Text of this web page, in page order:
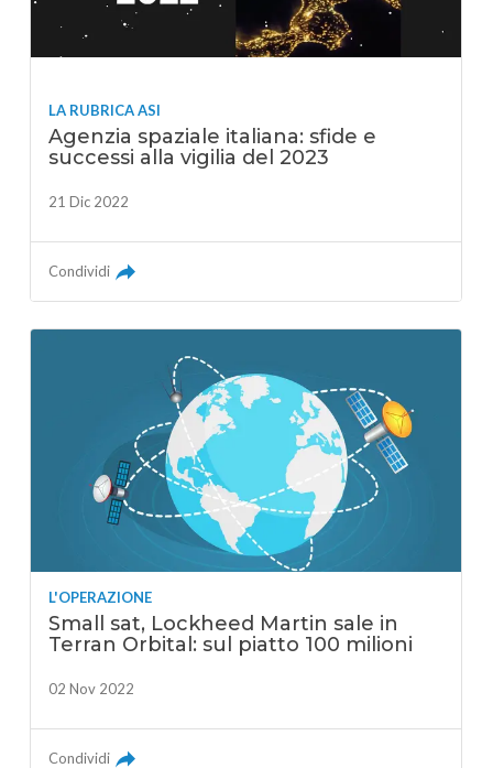
LA RUBRICA ASI
Agenzia spaziale italiana: sfide e
successi alla vigilia del 2023
21 Dic 2022
Condividi
L'OPERAZIONE
Small sat, Lockheed Martin sale in
Terran Orbital: sul piatto 100 milioni
02 Nov 2022
Condividi